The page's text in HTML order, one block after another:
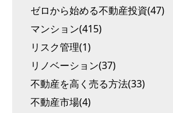
ゼロから始める不動産投資(47)
マンション(415)
リスク管理(1)
リノベーション(37)
不動産を高く売る方法(33)
不動産市場(4)